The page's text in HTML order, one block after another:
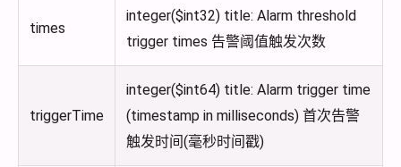
times
integer($int32) title: Alarm threshold
trigger times 告警阈值触发次数
triggerTime
integer($int64) title: Alarm trigger time
(timestamp in milliseconds) 首次告警
触发时间(毫秒时间戳)